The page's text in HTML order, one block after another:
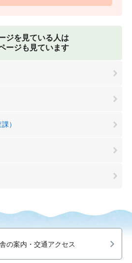
ジを見ている人は
ージも見ています
）
の案内・交通アクセス